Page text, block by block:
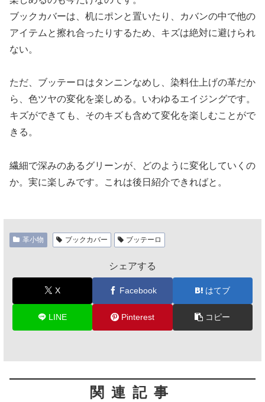
ブックカバーは、机にポンと置いたり、カバンの中で他の
アイテムと擦れ合ったりするため、キズは絶対に避けられ
ない。
ただ、ブッテーロはタンニンなめし、染料仕上げの革だか
ら、色ツヤの変化を楽しめる。いわゆるエイジングです。
キズができても、そのキズも含めて変化を楽しむことがで
きる。
繊細で深みのあるグリーンが、どのように変化していくの
か。実に楽しみです。これは後日紹介できればと。
革小物 ブックカバー ブッテーロ
シェアする
X Facebook はてブ
LINE Pinterest コピー
関連記事